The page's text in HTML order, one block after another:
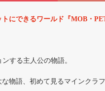
にできるワールド『MOB・
する主人公の物語。
物語、初めて見るマインクラ